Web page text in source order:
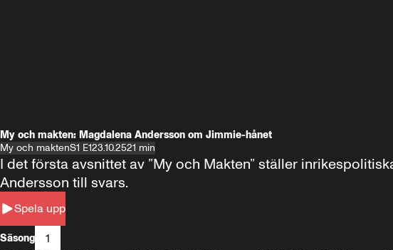
My och makten: Magdalena Andersson om Jimmie-hånet
My och maktenS1 E123.10.2521 min
Spela upp
I det första avsnittet av ”My och Makten” ställer
Andersson till svars.
Säsong 1